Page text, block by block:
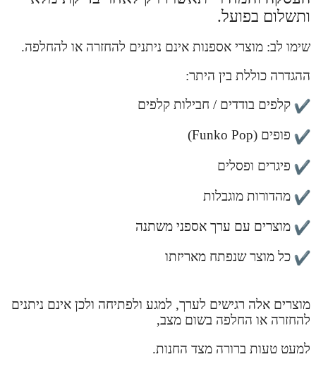
ותשלום בפועל.
שימו לב: מוצרי אספנות אינם ניתנים להחזרה או להחלפה.
ההגדרה כוללת בין היתר:
קלפים בודדים / חבילות קלפים
פופים (Funko Pop)
פיגרים ופסלים
מהדורות מוגבלות
מוצרים עם ערך אספני משתנה
כל מוצר שנפתח מאריזתו
מוצרים אלה רגישים לערך, למגע ולפתיחה ולכן אינם ניתנים
להחזרה או החלפה בשום מצב,
למעט טעות ברורה מצד החנות.